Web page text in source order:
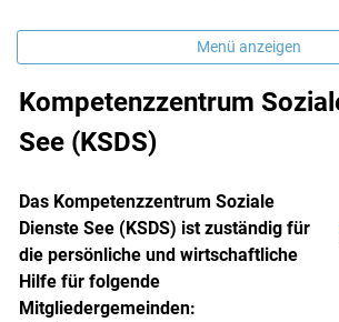
Menü anzeigen
Kompetenzzentrum
See (KSDS)
Das Kompetenzzentrum Soziale
Dienste See (KSDS) ist zuständig für
die persönliche und wirtschaftliche
Hilfe für folgende
Mitgliedergemeinden: